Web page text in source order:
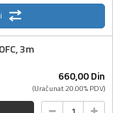
3m
660,00Din
(Uračunat 20.00% PDV)